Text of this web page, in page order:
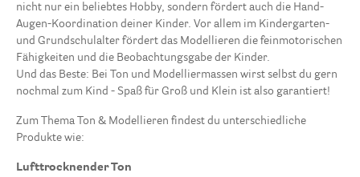
nicht nur ein beliebtes Hobby, sondern fördert auch die Hand-
Augen-Koordination deiner Kinder. Vor allem im Kindergarten-
und Grundschulalter fördert das Modellieren die feinmotorischen
Fähigkeiten und die Beobachtungsgabe der Kinder.
Und das Beste: Bei Ton und Modelliermassen wirst selbst du gern
nochmal zum Kind - Spaß für Groß und Klein ist also garantiert!
Zum Thema Ton & Modellieren findest du unterschiedliche
Produkte wie:
Lufttrocknender Ton